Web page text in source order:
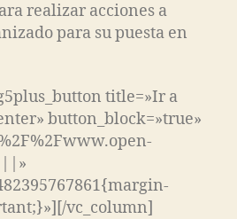
realizar acciones a
para su puesta en
title=»Ir a
button_block=»true»
vc_column]